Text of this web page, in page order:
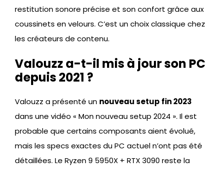
restitution sonore précise et son confort grâce aux
coussinets en velours. C’est un choix classique chez
les créateurs de contenu.
Valouzz a-t-il mis à jour son PC
depuis 2021 ?
Valouzz a présenté un nouveau setup fin 2023
dans une vidéo « Mon nouveau setup 2024 ». Il est
probable que certains composants aient évolué,
mais les specs exactes du PC actuel n’ont pas été
détaillées. Le Ryzen 9 5950X + RTX 3090 reste la